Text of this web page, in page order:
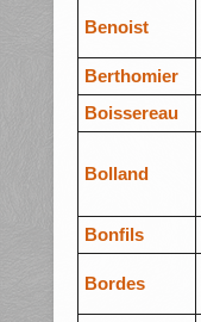
Benoist
Berthomier
Boissereau
Bolland
Bonfils
Bordes